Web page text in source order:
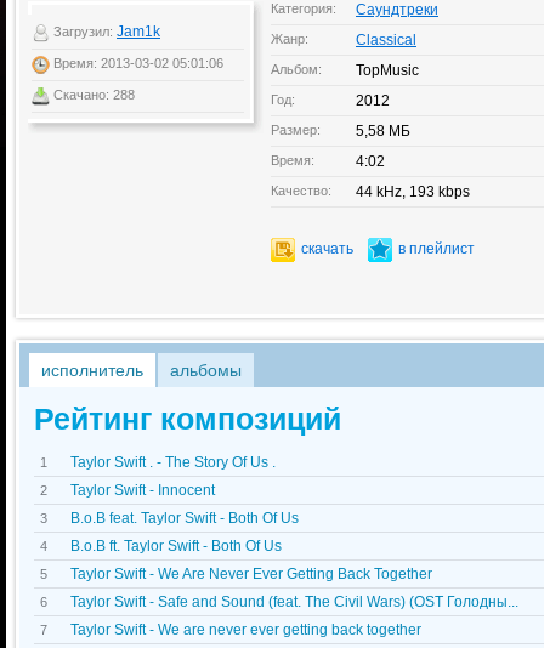
Загрузил: Jam1k
Время: 2013-03-02 05:01:06
Скачано: 288
Категория: Саундтреки
Жанр: Classical
Альбом: TopMusic
Год: 2012
Размер: 5,58 МБ
Время: 4:02
Качество: 44 kHz, 193 kbps
скачать в плейлист
исполнитель альбомы
Рейтинг композиций
1 Taylor Swift . - The Story Of Us .
2 Taylor Swift - Innocent
3 B.o.B feat. Taylor Swift - Both Of Us
4 B.o.B ft. Taylor Swift - Both Of Us
5 Taylor Swift - We Are Never Ever Getting Back Together
6 Taylor Swift - Safe and Sound (feat. The Civil Wars) (OST Голодны...
7 Taylor Swift - We are never ever getting back together